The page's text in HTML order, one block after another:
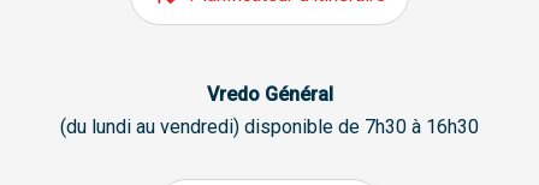
Vredo Général
(du lundi au vendredi) disponible de 7h30 à 16h30